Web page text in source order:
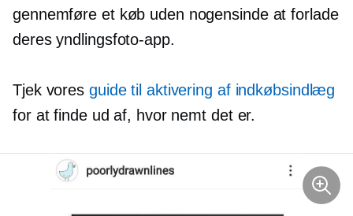
gennemføre et køb uden nogensinde at forlade
deres yndlingsfoto-app.
Tjek vores guide til aktivering af indkøbsindlæg
for at finde ud af, hvor nemt det er.